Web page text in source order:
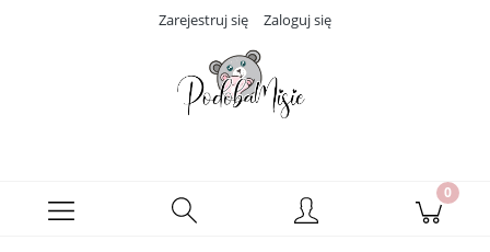
Zarejestruj się Zaloguj się